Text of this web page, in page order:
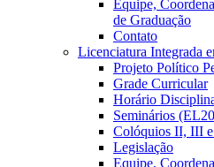
Equipe,
de Graduação
Contato
Licenciatura Integrada
Projeto Político
Grade Curricular
Horário
Seminários
Colóquios II, III
Legislação
Equipe,